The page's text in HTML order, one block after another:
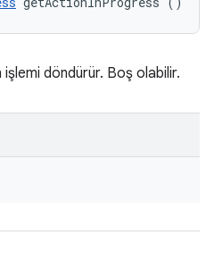
işlemi döndürür. Boş olabilir.